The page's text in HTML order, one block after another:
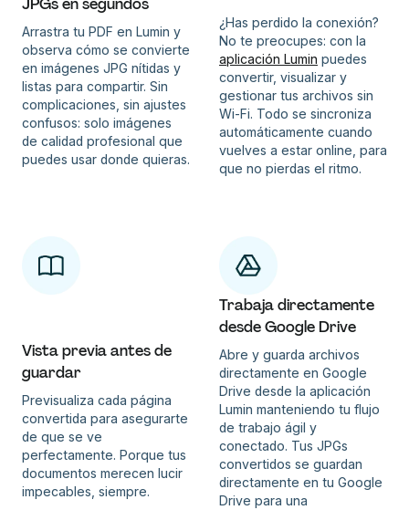
JPGs en segundos
Arrastra tu PDF en Lumin y
observa cómo se convierte
en imágenes JPG nítidas y
listas para compartir. Sin
complicaciones, sin ajustes
confusos: solo imágenes
de calidad profesional que
puedes usar donde quieras.
¿Has perdido la conexión?
No te preocupes: con la
aplicación Lumin puedes
convertir, visualizar y
gestionar tus archivos sin
Wi-Fi. Todo se sincroniza
automáticamente cuando
vuelves a estar online, para
que no pierdas el ritmo.
Vista previa antes de
guardar
Previsualiza cada página
convertida para asegurarte
de que se ve
perfectamente. Porque tus
documentos merecen lucir
impecables, siempre.
Trabaja directamente
desde Google Drive
Abre y guarda archivos
directamente en Google
Drive desde la aplicación
Lumin manteniendo tu flujo
de trabajo ágil y
conectado. Tus JPGs
convertidos se guardan
directamente en tu Google
Drive para una